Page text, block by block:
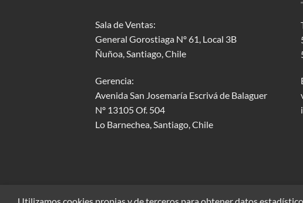
Sala de Ventas:
General Gorostiaga Nº 61, Local 3B
Ñuñoa, Santiago, Chile
Gerencia:
Avenida San Josemaría Escrivá de Balaguer
Nº 13105 Of. 504
Lo Barnechea, Santiago, Chile